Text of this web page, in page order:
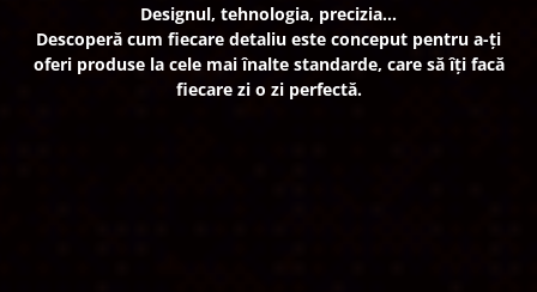
Designul, tehnologia, precizia...
Descoperă cum fiecare detaliu este conceput pentru a-ți
oferi produse la cele mai înalte standarde, care să îți facă
fiecare zi o zi perfectă.